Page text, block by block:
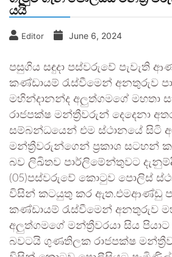
යයි
Editor June 6, 2024
පසුගිය සඳුදා පස්වරුවේ පැවැති
කණ්ඩායම් රැස්වීමෙන් අනතුරුව
මහින්දානන්ද අලුත්ගමගේ මහතා
රාජපක්ෂ මන්ත්‍රීවරුන් දෙදෙනා
සම්බන්ධයෙන් එම ස්ථානයේ සිටි
මන්ත්‍රීවරුන්ගෙන් ප්‍රකාශ සටහන්
බව ලිඛිතව පාර්ලිමේන්තුවට
(05)පස්වරුවේ කොටුව පොලිස්
විසින් කටයුතු කර ඇත.එමආණ්ඩු
කණ්ඩායම් රැස්වීමෙන් අනතුරුව
අලුත්ගමගේ මන්ත්‍රීවරයා සිය
බවටයි ගුණතිලක රාජපක්ෂ